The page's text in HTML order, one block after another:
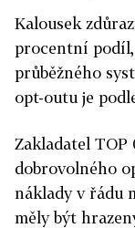
Kalousek
procentní
průběžného
opt-outu je
Zakladatel TOP
dobrovolného
náklady v řádu
měly být